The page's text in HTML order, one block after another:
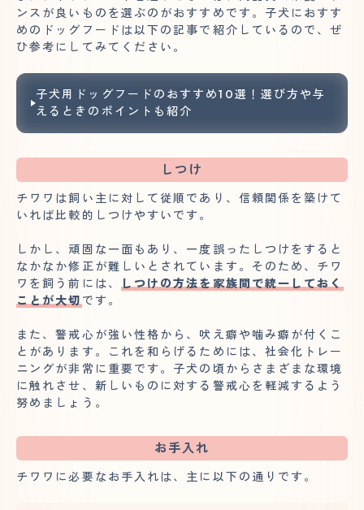
ンスが良いものを選ぶのがおすすめです。子犬におすす
めのドッグフードは以下の記事で紹介しているので、ぜ
ひ参考にしてみてください。
子犬用ドッグフードのおすすめ10選！選び方や与
えるときのポイントも紹介
しつけ
チワワは飼い主に対して従順であり、信頼関係を築けて
いれば比較的しつけやすいです。
しかし、頑固な一面もあり、一度誤ったしつけをすると
なかなか修正が難しいとされています。そのため、チワ
ワを飼う前には、
しつけの方法を家族間で統一しておく
ことが大切 です。
また、警戒心が強い性格から、吠え癖や噛み癖が付くこ
とがあります。これを和らげるためには、社会化トレー
ニングが非常に重要です。子犬の頃からさまざまな環境
に触れさせ、新しいものに対する警戒心を軽減するよう
努めましょう。
お手入れ
チワワに必要なお手入れは、主に以下の通りです。